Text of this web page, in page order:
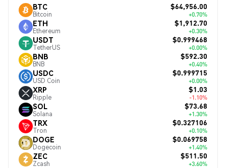
BTC
Bitcoin
$64,956.00
+0.70%
ETH
Ethereum
$1,912.70
+0.30%
USDT
TetherUS
$0.999468
+0.00%
BNB
BNB
$592.30
+0.40%
USDC
USD Coin
$0.999715
+0.00%
XRP
Ripple
$1.03
-1.10%
SOL
Solana
$73.68
+1.30%
TRX
Tron
$0.327106
+0.10%
DOGE
Dogecoin
$0.069758
+1.40%
ZEC
Zcash
$511.50
+3.60%